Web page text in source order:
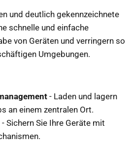
und deutlich gekennzeichnete
schnelle und einfache
von Geräten und verringern so
Umgebungen.
- Laden und lagern
an einem zentralen Ort.
- Sichern Sie Ihre Geräte mit